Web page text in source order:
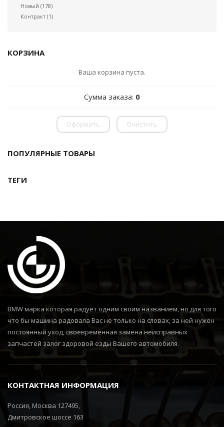
Новый (178)
Контракт (1)
КОРЗИНА
Ваша корзина пуста.
Сумма заказа: 0
Оформить Очистить
ПОПУЛЯРНЫЕ ТОВАРЫ
ТЕГИ
BMW марка которая радует одним своим названием, но для того
что бы машина радовала Вас не только на словах, за ней нужен
постоянный уход, своевременная замена неисправных
запчастей залог здоровой езды Вашего автомобиля.
КОНТАКТНАЯ ИНФОРМАЦИЯ
Россия, Москва 127495,
Дмитровское шоссе 163